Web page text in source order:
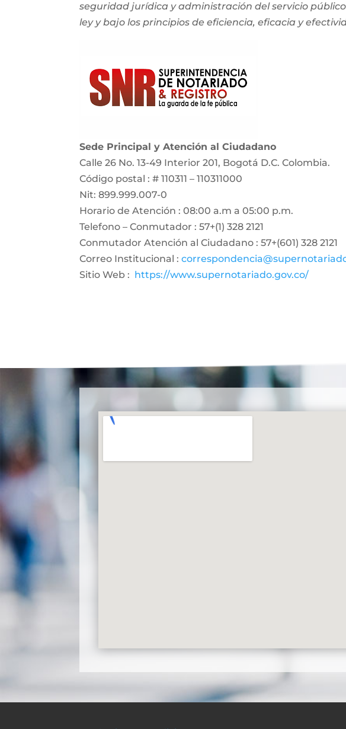
seguridad jurídica y administración del servicio
ley y bajo los principios de eficiencia, eficacia y
Sede Principal y Atención al Ciudadano
Calle 26 No. 13-49 Interior 201, Bogotá D.C. Colombia.
Código postal : # 110311 – 110311000
Nit: 899.999.007-0
Horario de Atención : 08:00 a.m a 05:00 p.m.
Telefono – Conmutador : 57+(1) 328 2121
Conmutador Atención al Ciudadano : 57+(601) 328 2121
Correo Institucional :
Sitio Web : https://www.supernotariado.gov.co/